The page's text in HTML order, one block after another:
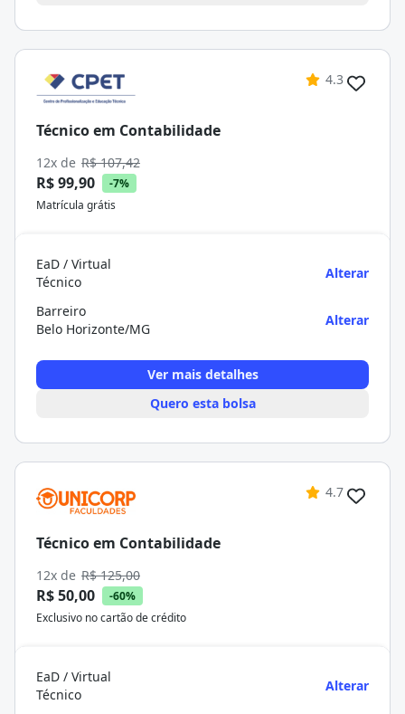
4.3
Técnico em Contabilidade
12x de R$ 107,42
R$ 99,90
-7%
Matrícula grátis
EaD / Virtual
Técnico
Alterar
Barreiro
Belo Horizonte/MG
Alterar
Ver mais detalhes
Quero esta bolsa
4.7
Técnico em Contabilidade
12x de R$ 125,00
R$ 50,00
-60%
Exclusivo no cartão de crédito
EaD / Virtual
Técnico
Alterar